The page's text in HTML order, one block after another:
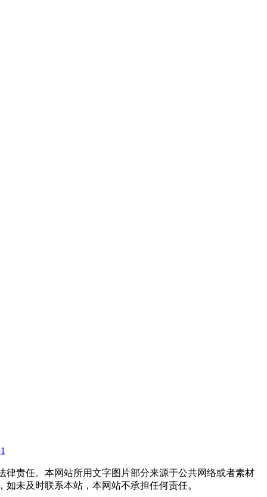
责任。本网站所用文字图片部分来源于公共网络或者素材
未及时联系本站，本网站不承担任何责任。